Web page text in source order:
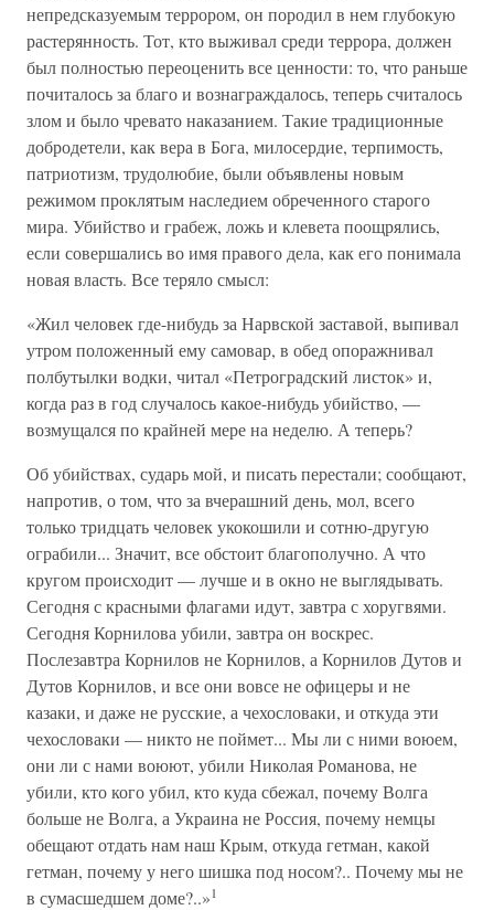
непредсказуемым террором, он породил в нем глубокую
растерянность. Тот, кто выживал среди террора, должен
был полностью переоценить все ценности: то, что раньше
почиталось за благо и вознаграждалось, теперь считалось
злом и было чревато наказанием. Такие традиционные
добродетели, как вера в Бога, милосердие, терпимость,
патриотизм, трудолюбие, были объявлены новым
режимом проклятым наследием обреченного старого
мира. Убийство и грабеж, ложь и клевета поощрялись,
если совершались во имя правого дела, как его понимала
новая власть. Все теряло смысл:
«Жил человек где-нибудь за Нарвской заставой, выпивал
утром положенный ему самовар, в обед опоражнивал
полбутылки водки, читал «Петроградский листок» и,
когда раз в год случалось какое-нибудь убийство, —
возмущался по крайней мере на неделю. А теперь?
Об убийствах, сударь мой, и писать перестали; сообщают,
напротив, о том, что за вчерашний день, мол, всего
только тридцать человек укокошили и сотню-другую
ограбили... Значит, все обстоит благополучно. А что
кругом происходит — лучше и в окно не выглядывать.
Сегодня с красными флагами идут, завтра с хоругвями.
Сегодня Корнилова убили, завтра он воскрес.
Послезавтра Корнилов не Корнилов, а Корнилов Дутов и
Дутов Корнилов, и все они вовсе не офицеры и не
казаки, и даже не русские, а чехословаки, и откуда эти
чехословаки — никто не поймет... Мы ли с ними воюем,
они ли с нами воюют, убили Николая Романова, не
убили, кто кого убил, кто куда сбежал, почему Волга
больше не Волга, а Украина не Россия, почему немцы
обещают отдать нам наш Крым, откуда гетман, какой
гетман, почему у него шишка под носом?.. Почему мы не
в сумасшедшем доме?..»1